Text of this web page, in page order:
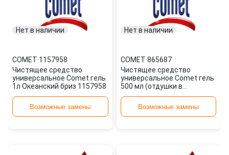
Нет в наличии
COMET·1157958
Чистящее средство
универсальное Comet гель
1л Океанский бриз 1157958
Возможные замены
Нет в наличии
COMET·865687
Чистящее средство
универсальное Comet гель
500 мл (отдушки в
5413149461222, 54131
865687Возможные замены